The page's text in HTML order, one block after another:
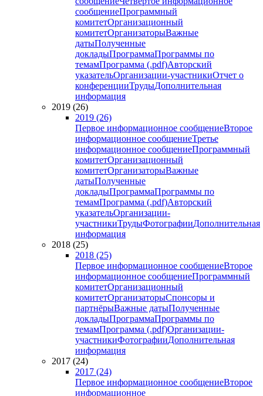
сообщениеПрограммный
комитетОрганизационный
комитетОрганизаторыВажные
датыПолученные
докладыПрограммаПрограммы по
темамПрограмма (.pdf)Авторский
указательОрганизации-участникиОтчет о
конференцииТрудыДополнительная
информация
2019 (26)
2019 (26)
Первое информационное сообщениеВторое
информационное сообщениеТретье
информационное сообщениеПрограммный
комитетОрганизационный
комитетОрганизаторыВажные
датыПолученные
докладыПрограммаПрограммы по
темамПрограмма (.pdf)Авторский
указательОрганизации-
участникиТрудыФотографииДополнительная
информация
2018 (25)
2018 (25)
Первое информационное сообщениеВторое
информационное сообщениеПрограммный
комитетОрганизационный
комитетОрганизаторыСпонсоры и
партнёрыВажные датыПолученные
докладыПрограммаПрограммы по
темамПрограмма (.pdf)Организации-
участникиФотографииДополнительная
информация
2017 (24)
2017 (24)
Первое информационное сообщениеВторое
информационное